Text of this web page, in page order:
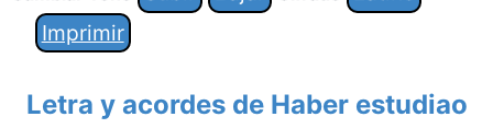
Imprimir
Letra y acordes de Haber estudiao